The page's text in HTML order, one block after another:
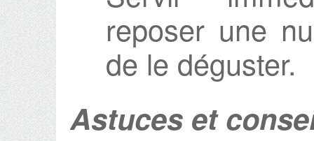
reposer une
de le déguster.
Astuces et